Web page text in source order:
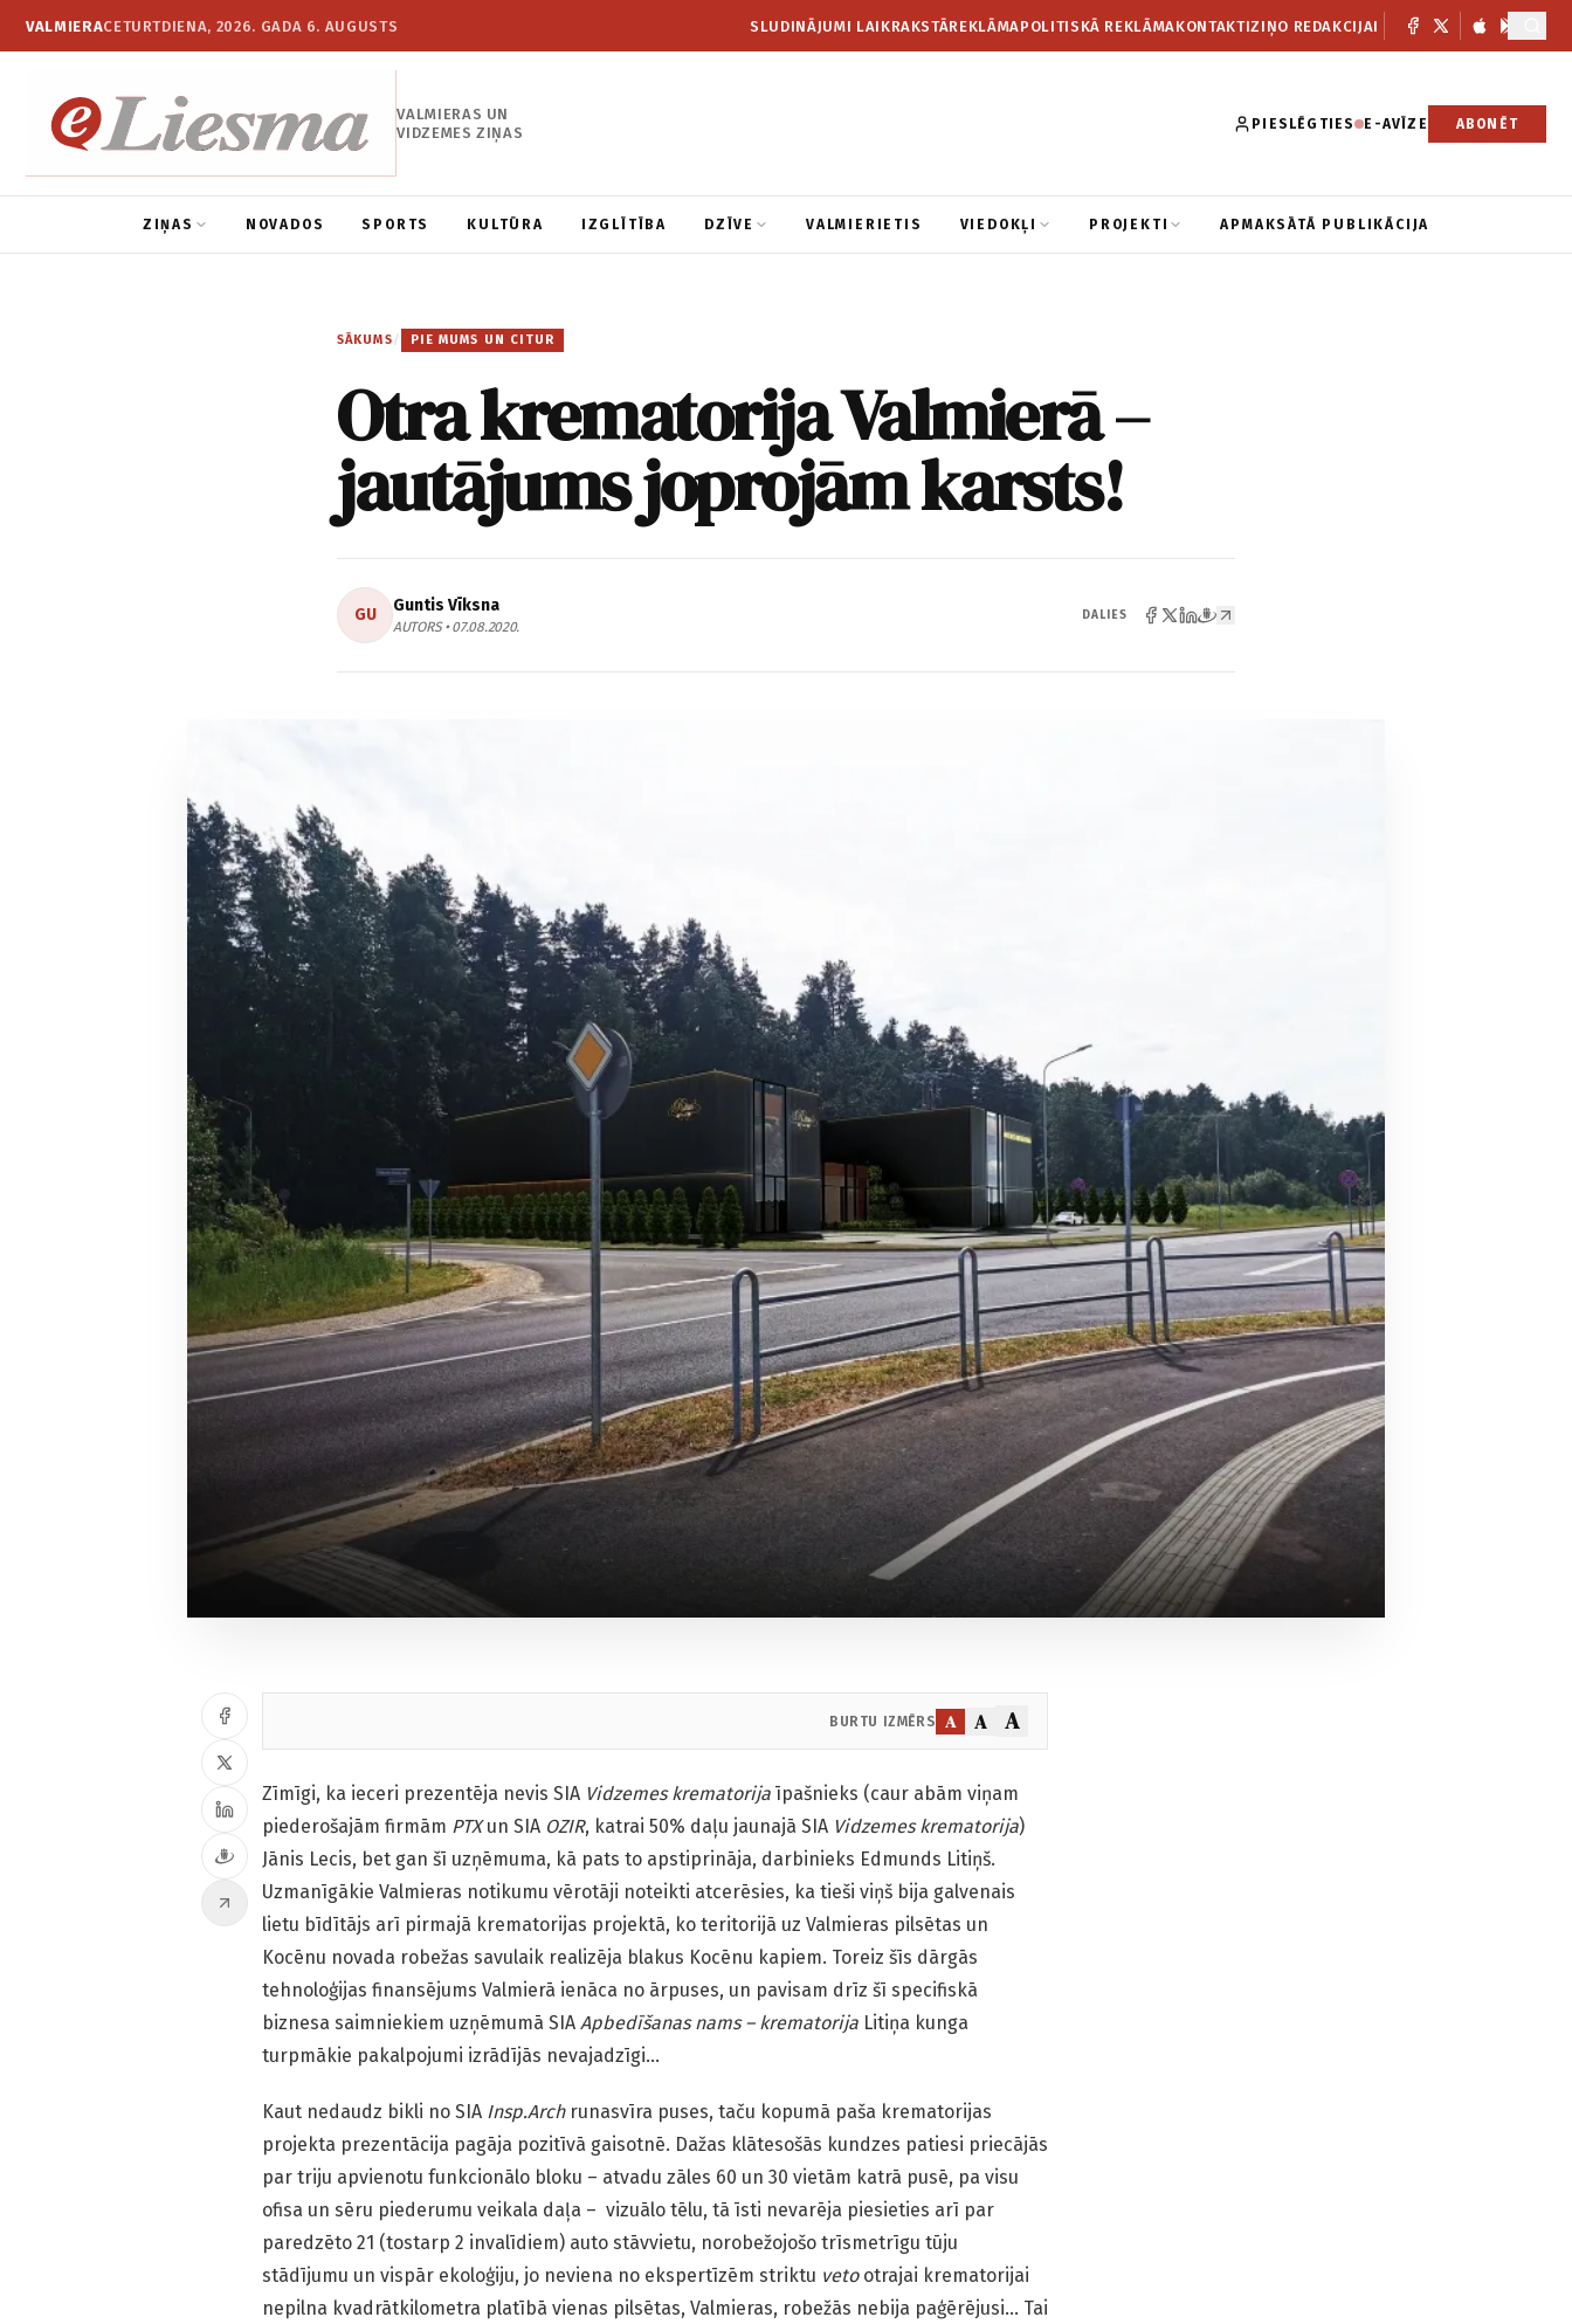
VALMIERACETURTDIENA, 2026. GADA 6. AUGUSTS SLUDINĀJUMI LAIKRAKSTĀREKLĀMAPOLITISKĀ REKLĀMAKONTAKTIZIŅO REDAKCIJAI
VALMIERAS UN
VIDZEMES ZIŅAS
PIESLĒGTIES E-AVĪZE ABONĒT
ZIŅAS NOVADOS SPORTS KULTŪRA IZGLĪTĪBA DZĪVE VALMIERIETIS VIEDOKĻI PROJEKTI APMAKSĀTĀ PUBLIKĀCIJA
SĀKUMS / PIE MUMS UN CITUR
Otra krematorija Valmierā –
jautājums joprojām karsts!
GU Guntis Vīksna
AUTORS • 07.08.2020.
DALIES
BURTU IZMĒRS A A A
Zīmīgi, ka ieceri prezentēja nevis SIA Vidzemes krematorija īpašnieks (caur abām viņam
piederošajām firmām PTXun SIA OZIR, katrai 50% daļu jaunajā SIA Vidzemes krematorija)
Jānis Lecis, bet gan šī uzņēmuma, kā pats to apstiprināja, darbinieks Edmunds Litiņš.
Uzmanīgākie Valmieras notikumu vērotāji noteikti atcerēsies, ka tieši viņš bija galvenais
lietu bīdītājs arī pirmajā krematorijas projektā, ko teritorijā uz Valmieras pilsētas un
Kocēnu novada robežas savulaik realizēja blakus Kocēnu kapiem. Toreiz šīs dārgās
tehnoloģijas finansējums Valmierā ienāca no ārpuses, un pavisam drīz šī specifiskā
biznesa saimniekiem uzņēmumā SIA Apbedīšanas nams – krematorija Litiņa kunga
turpmākie pakalpojumi izrādījās nevajadzīgi…
Kaut nedaudz bikli no SIA Insp.Arch runasvīra puses, taču kopumā paša krematorijas
projekta prezentācija pagāja pozitīvā gaisotnē. Dažas klātesošās kundzes patiesi priecājās
par triju apvienotu funkcionālo bloku – atvadu zāles 60 un 30 vietām katrā pusē, pa visu
ofisa un sēru piederumu veikala daļa – vizuālo tēlu, tā īsti nevarēja piesieties arī par
paredzēto 21 (tostarp 2 invalīdiem) auto stāvvietu, norobežojošo trīsmetrīgu tūju
stādījumu un vispār ekoloģiju, jo neviena no ekspertīzēm striktu vetootrajai krematorijai
nepilna kvadrātkilometra platībā vienas pilsētas, Valmieras, robežās nebija paģērējusi… Tai